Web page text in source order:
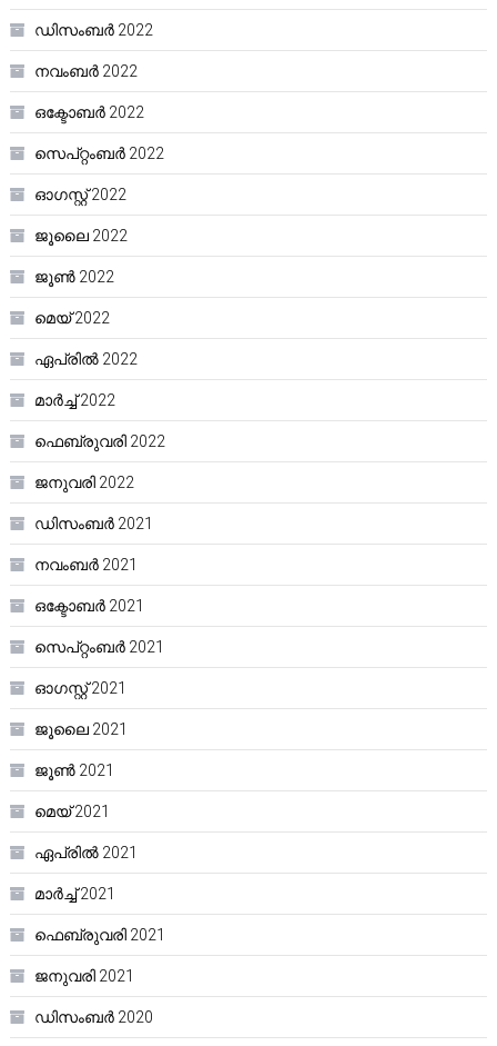
ഡിസംബർ 2022
നവംബർ 2022
ഒക്ടോബർ 2022
സെപ്റ്റംബർ 2022
ഓഗസ്റ്റ്‌ 2022
ജൂലൈ 2022
ജൂൺ 2022
മെയ്‌ 2022
ഏപ്രിൽ 2022
മാർച്ച്‌ 2022
ഫെബ്രുവരി 2022
ജനുവരി 2022
ഡിസംബർ 2021
നവംബർ 2021
ഒക്ടോബർ 2021
സെപ്റ്റംബർ 2021
ഓഗസ്റ്റ്‌ 2021
ജൂലൈ 2021
ജൂൺ 2021
മെയ്‌ 2021
ഏപ്രിൽ 2021
മാർച്ച്‌ 2021
ഫെബ്രുവരി 2021
ജനുവരി 2021
ഡിസംബർ 2020